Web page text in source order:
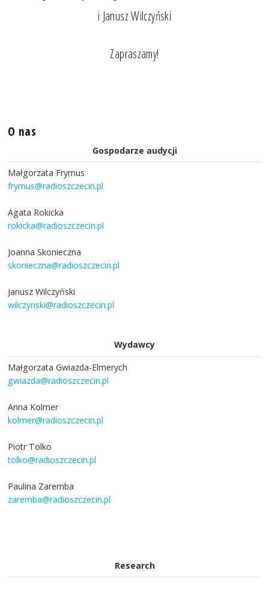
i Janusz Wilczyński
Zapraszamy!
O nas
Gospodarze audycji
Małgorzata Frymus
frymus@radioszczecin.pl
Agata Rokicka
rokicka@radioszczecin.pl
Joanna Skonieczna
skonieczna@radioszczecin.pl
Janusz Wilczyński
wilczynski@radioszczecin.pl
Wydawcy
Małgorzata Gwiazda-Elmerych
gwiazda@radioszczecin.pl
Anna Kolmer
kolmer@radioszczecin.pl
Piotr Tolko
tolko@radioszczecin.pl
Paulina Zaremba
zaremba@radioszczecin.pl
Research